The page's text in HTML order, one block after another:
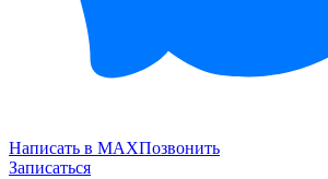
Написать в MAXПозвонить
Записаться